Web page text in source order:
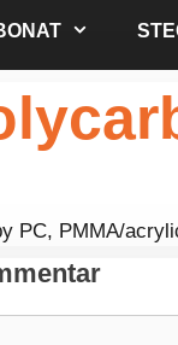
PC, PMMA/